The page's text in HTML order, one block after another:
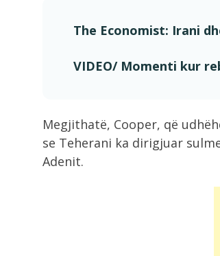
The Economist: Irani
VIDEO/ Momenti kur
Megjithatë, Cooper, që
se Teherani ka dirigjuar
Adenit.
9:29
autorin...
Irani vendos
Hormuzit